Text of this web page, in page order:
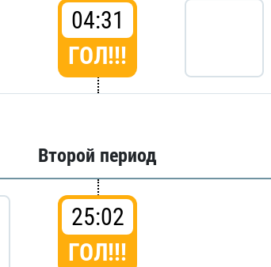
04:31
ГОЛ!!!
Второй период
25:02
ГОЛ!!!